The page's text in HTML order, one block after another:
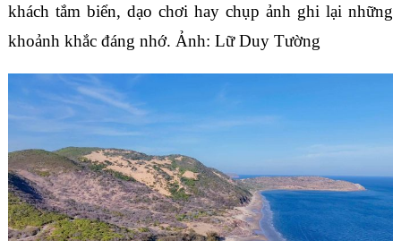
khách tắm biển, dạo chơi hay chụp ảnh ghi lại những
khoảnh khắc đáng nhớ. Ảnh: Lữ Duy Tường